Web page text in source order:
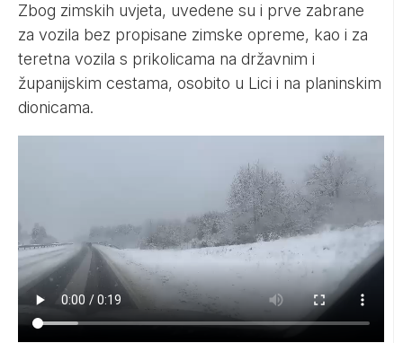
Zbog zimskih uvjeta, uvedene su i prve zabrane
za vozila bez propisane zimske opreme, kao i za
teretna vozila s prikolicama na državnim i
županijskim cestama, osobito u Lici i na planinskim
dionicama.